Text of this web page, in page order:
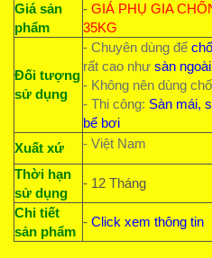
Giá sản
phẩm
- GIÁ PHỤ GIA
35KG
Đối tượng
sử dụng
- Chuyên dùng để
rất cao như sàn
- Không nên dùng
- Thi công: Sàn mái,
bể bơi
Xuất xứ
- Việt Nam
Thời hạn
sử dụng
- 12 Tháng
Chi tiết
sản phẩm
- Click xem thông tin